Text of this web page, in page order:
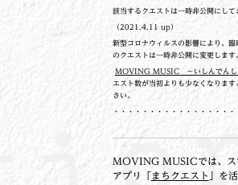
該当するクエストは一時非公開にして
（2021.4.11 up）
新型コロナウィルスの影響により、臨
のクエストは一時非公開に変更します
MOVING MUSIC ～いしんでんし
エスト数が当初よりも少なくなります
さい。
・・・・・・・・・・・・・・・・・
MOVING MUSICでは、ス
アプリ「
まちクエスト 」を